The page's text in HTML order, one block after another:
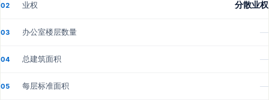
02 业权 分散业权
03 办公室楼层数量 —
04 总建筑面积 —
05 每层标准面积 —